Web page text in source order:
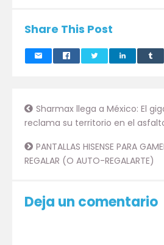
Share This Post
Sharmax llega a México: El
reclama su territorio en el
PANTALLAS HISENSE PARA
REGALAR (O AUTO-REGALARTE)
Deja un comentario